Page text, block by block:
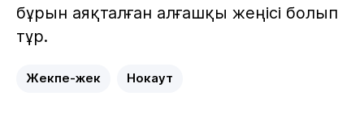
бұрын аяқталған алғашқы жеңісі болып
тұр.
Жекпе-жек Нокаут